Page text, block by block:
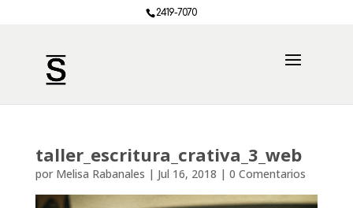
2419-7070
taller_escritura_crativa_3_web
por Melisa Rabanales | Jul 16, 2018 | 0 Comentarios